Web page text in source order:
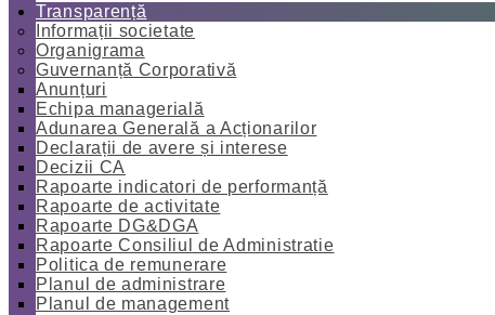
Transparență
Informații societate
Organigrama
Guvernanță Corporativă
Anunțuri
Echipa managerială
Adunarea Generală a Acționarilor
Declarații de avere și interese
Decizii CA
Rapoarte indicatori de performanță
Rapoarte de activitate
Rapoarte DG&DGA
Rapoarte Consiliul de Administratie
Politica de remunerare
Planul de administrare
Planul de management